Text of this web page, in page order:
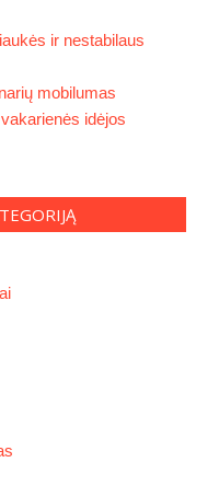
ir nestabilaus
mobilumas
idėjos